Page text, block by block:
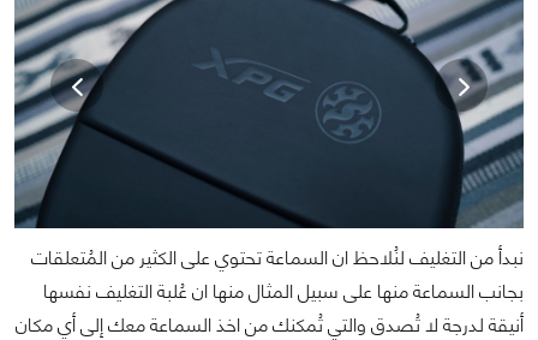
نبدأ من التغليف لنُلاحظ ان السماعة تحتوي على الكثير من المُتعلقات
بجانب السماعة منها على سبيل المثال منها ان عُلبة التغليف نفسها
أنيقة لدرجة لا تُصدق والتي تُمكنك من اخذ السماعة معك إلى أي مكان